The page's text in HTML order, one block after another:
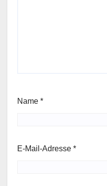
Name *
E-Mail-Adresse *